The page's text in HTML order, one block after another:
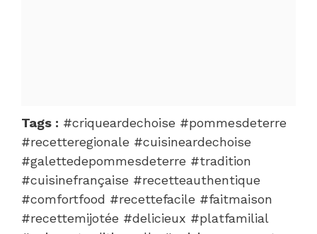
Tags : #criqueardechoise #pommesdeterre
#recetteregionale #cuisineardechoise
#galettedepommesdeterre #tradition
#cuisinefrançaise #recetteauthentique
#comfortfood #recettefacile #faitmaison
#recettemijotée #delicieux #platfamilial